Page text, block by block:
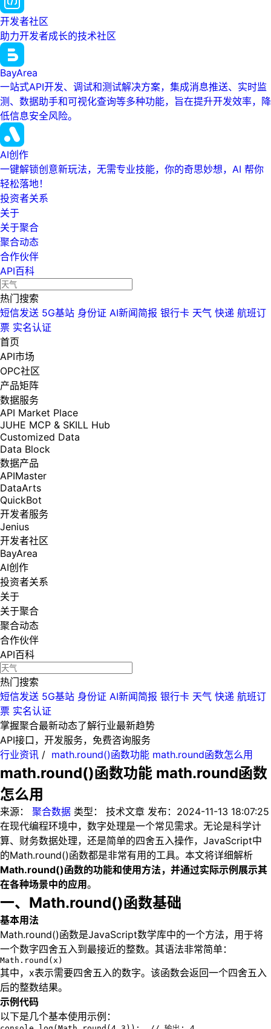
开发者社区
助力开发者成长的技术社区
BayArea
一站式API开发、调试和测试解决方案，集成消息推送、实时监
测、数据助手和可视化查询等多种功能，旨在提升开发效率，降
低信息安全风险。
AI创作
一键解锁创意新玩法，无需专业技能，你的奇思妙想，AI 帮你
轻松落地！
投资者关系
关于
关于聚合
聚合动态
合作伙伴
API百科
热门搜索
短信发送 5G基站 身份证 AI新闻简报 银行卡 天气 快递 航班订
票 实名认证
首页
API市场
OPC社区
产品矩阵
数据服务
API Market Place
JUHE MCP & SKILL Hub
Customized Data
Data Block
数据产品
APIMaster
DataArts
QuickBot
开发者服务
Jenius
开发者社区
BayArea
AI创作
投资者关系
关于
关于聚合
聚合动态
合作伙伴
API百科
热门搜索
短信发送 5G基站 身份证 AI新闻简报 银行卡 天气 快递 航班订
票 实名认证
掌握聚合最新动态了解行业最新趋势
API接口，开发服务，免费咨询服务
行业资讯 / math.round()函数功能 math.round函数怎么用
math.round()函数功能 math.round函数
怎么用
来源： 聚合数据 类型： 技术文章 发布： 2024-11-13 18:07:25
在现代编程环境中，数字处理是一个常见需求。无论是科学计
算、财务数据处理，还是简单的四舍五入操作，JavaScript中
的Math.round()函数都是非常有用的工具。本文将详细解析
Math.round()函数的功能和使用方法，并通过实际示例展示其
在各种场景中的应用。
一、Math.round()函数基础
基本用法
Math.round()函数是JavaScript数学库中的一个方法，用于将
一个数字四舍五入到最接近的整数。其语法非常简单：
Math.round(x)
其中，x表示需要四舍五入的数字。该函数会返回一个四舍五入
后的整数结果。
示例代码
以下是几个基本使用示例：